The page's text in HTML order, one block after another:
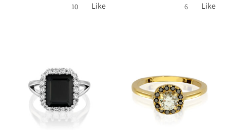
Like
6
Like
10